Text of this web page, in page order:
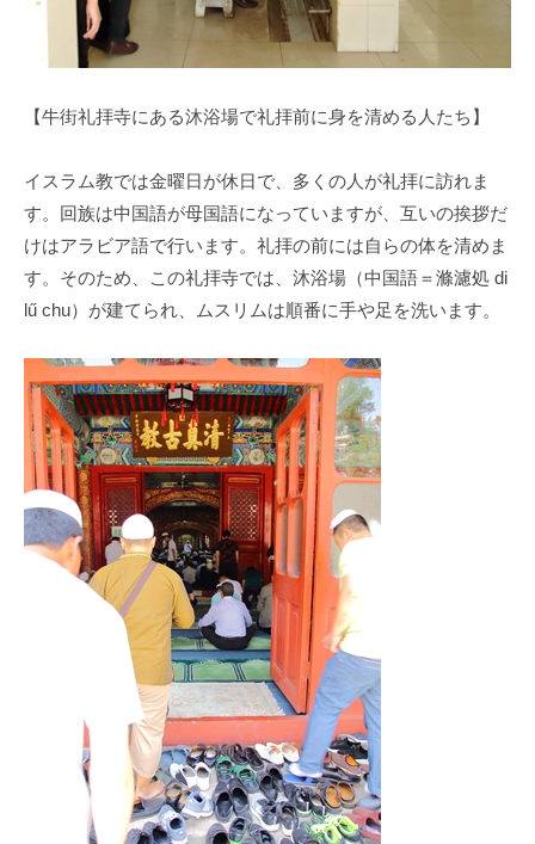
【牛街礼拝寺にある沐浴場で礼拝前に身を清める人たち】
イスラム教では金曜日が休日で、多くの人が礼拝に訪れま
す。回族は中国語が母国語になっていますが、互いの挨拶だ
けはアラビア語で行います。礼拝の前には自らの体を清めま
す。そのため、この礼拝寺では、沐浴場（中国語＝滌濾処 di
lű chu）が建てられ、ムスリムは順番に手や足を洗います。